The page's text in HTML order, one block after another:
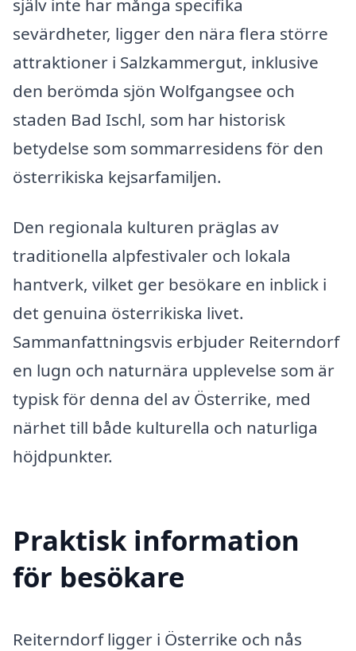
sevärdheter, ligger den nära flera större
attraktioner i Salzkammergut, inklusive
den berömda sjön Wolfgangsee och
staden Bad Ischl, som har historisk
betydelse som sommarresidens för den
österrikiska kejsarfamiljen.
Den regionala kulturen präglas av
traditionella alpfestivaler och lokala
hantverk, vilket ger besökare en inblick i
det genuina österrikiska livet.
Sammanfattningsvis erbjuder Reiterndorf
en lugn och naturnära upplevelse som är
typisk för denna del av Österrike, med
närhet till både kulturella och naturliga
höjdpunkter.
Praktisk information
för besökare
Reiterndorf ligger i Österrike och nås